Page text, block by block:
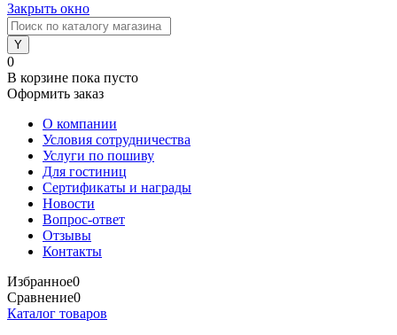
Закрыть окно
0
В корзине пока пусто
Оформить заказ
О компании
Условия сотрудничества
Услуги по пошиву
Для гостиниц
Сертификаты и награды
Новости
Вопрос-ответ
Отзывы
Контакты
Избранное0
Сравнение0
Каталог товаров